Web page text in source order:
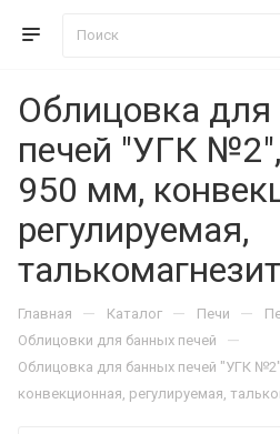
Облицовка
печей "УГК
950 мм,
регулируемая,
талькомагнезит
Главная — Каталог — Печи —
Облицовки для банных печей —
Облицовка для банных печей "УГК
конвекционная, регулируемая,